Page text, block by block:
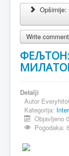
Write
ФЕЉТОН:
Detalji
Autor
Kategorija:
Objavljeno
Pogodaka: